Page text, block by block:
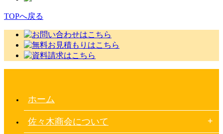
TOPへ戻る
ホーム
佐々木商会について